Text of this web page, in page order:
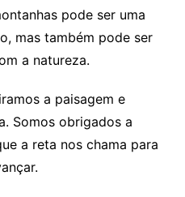
pode ser uma
mas também pode ser
a natureza.
a paisagem e
Somos obrigados a
a reta nos chama para